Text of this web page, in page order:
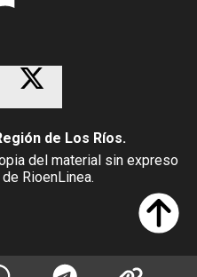
de Los Ríos.
del material sin expreso
RioenLinea.